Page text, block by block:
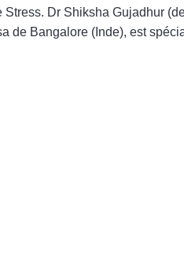
Dr Shiksha Gujadhur
de Bangalore (Inde), est